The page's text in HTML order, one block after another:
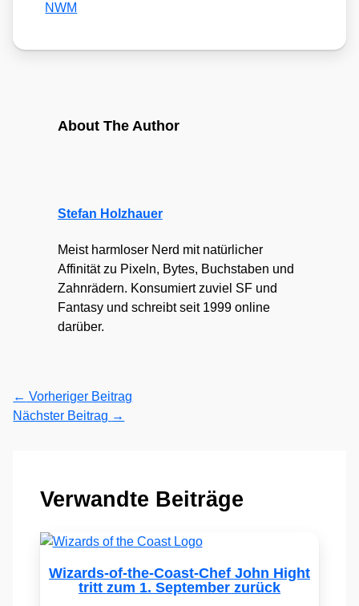
NWM
About The Author
Stefan Holzhauer
Meist harmloser Nerd mit natürlicher
Affinität zu Pixeln, Bytes, Buchstaben und
Zahnrädern. Konsumiert zuviel SF und
Fantasy und schreibt seit 1999 online
darüber.
← Vorheriger Beitrag
Nächster Beitrag →
Verwandte Beiträge
Wizards-of-the-Coast-Chef John Hight
tritt zum 1. September zurück